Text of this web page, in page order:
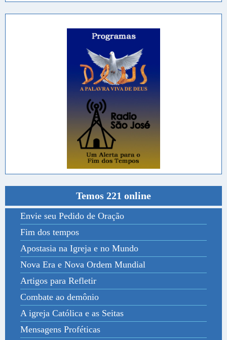
Temos 221 online
Envie seu Pedido de Oração
Fim dos tempos
Apostasia na Igreja e no Mundo
Nova Era e Nova Ordem Mundial
Artigos para Refletir
Combate ao demônio
A igreja Católica e as Seitas
Mensagens Proféticas